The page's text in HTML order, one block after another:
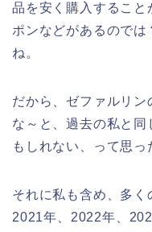
品を安く購入すること
ポンなどがあるのでは
ね。
だから、ゼファルリ
な～と、過去の私と
もしれない、って思っ
それに私も含め、多
2021年、2022年、